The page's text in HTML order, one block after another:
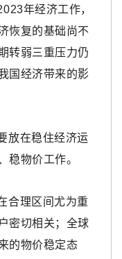
年经济工作，
恢复的基础尚不
转弱三重压力仍
国经济带来的影
放在稳住经济运
稳物价工作。
合理区间尤为重
密切相关；全球
的物价稳定态